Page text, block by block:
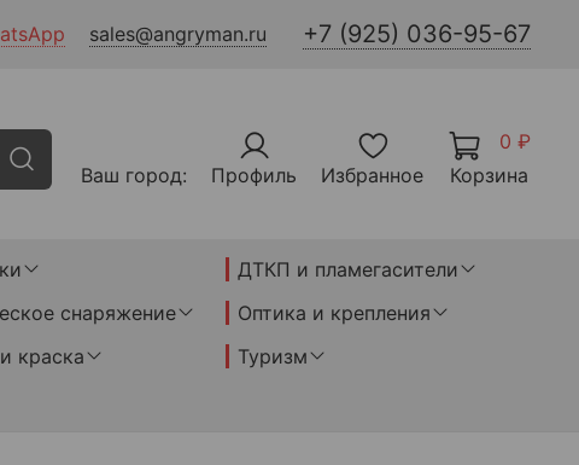
sales@angryman.ru +7 (925) 036-95-67
Ваш город: Профиль Избранное
0 ₽
Корзина
ДТКП и пламегасители
снаряжение
Оптика и крепления
краска
Туризм